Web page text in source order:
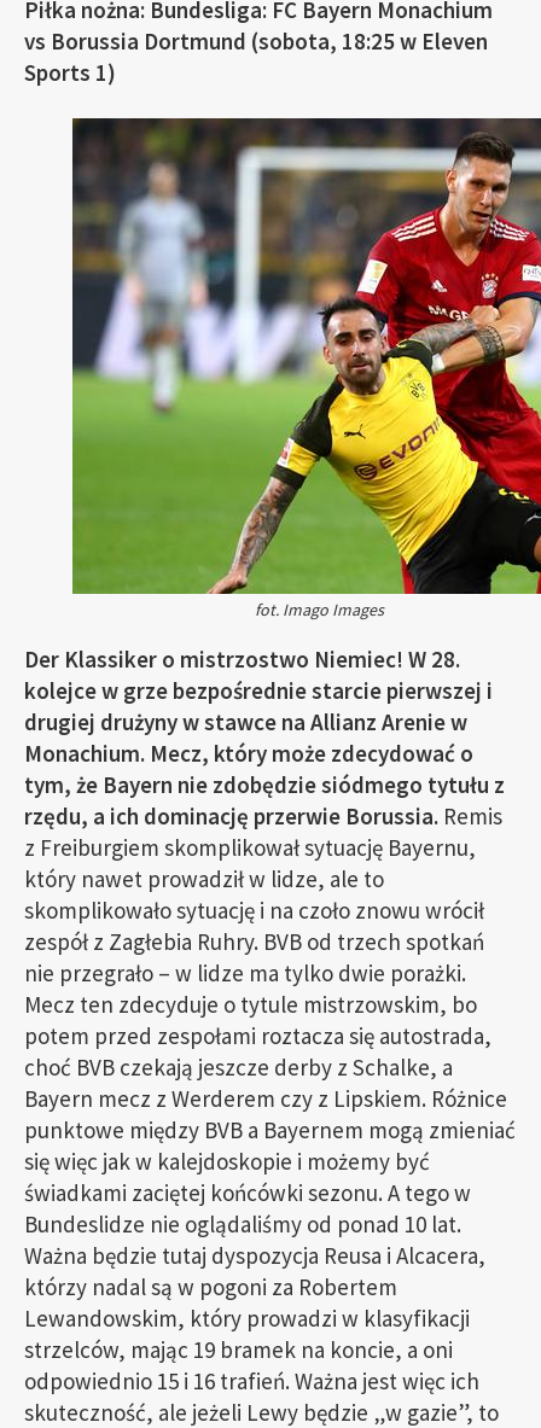
Piłka nożna: Bundesliga: FC Bayern Monachium
vs Borussia Dortmund (sobota, 18:25 w Eleven
Sports 1)
fot. Imago Images
Der Klassiker o mistrzostwo Niemiec! W 28.
kolejce w grze bezpośrednie starcie pierwszej i
drugiej drużyny w stawce na Allianz Arenie w
Monachium. Mecz, który może zdecydować o
tym, że Bayern nie zdobędzie siódmego tytułu z
rzędu, a ich dominację przerwie Borussia. Remis
z Freiburgiem skomplikował sytuację Bayernu,
który nawet prowadził w lidze, ale to
skomplikowało sytuację i na czoło znowu wrócił
zespół z Zagłebia Ruhry. BVB od trzech spotkań
nie przegrało – w lidze ma tylko dwie porażki.
Mecz ten zdecyduje o tytule mistrzowskim, bo
potem przed zespołami roztacza się autostrada,
choć BVB czekają jeszcze derby z Schalke, a
Bayern mecz z Werderem czy z Lipskiem. Różnice
punktowe między BVB a Bayernem mogą zmieniać
się więc jak w kalejdoskopie i możemy być
świadkami zaciętej końcówki sezonu. A tego w
Bundeslidze nie oglądaliśmy od ponad 10 lat.
Ważna będzie tutaj dyspozycja Reusa i Alcacera,
którzy nadal są w pogoni za Robertem
Lewandowskim, który prowadzi w klasyfikacji
strzelców, mając 19 bramek na koncie, a oni
odpowiednio 15 i 16 trafień. Ważna jest więc ich
skuteczność, ale jeżeli Lewy będzie „w gazie”, to